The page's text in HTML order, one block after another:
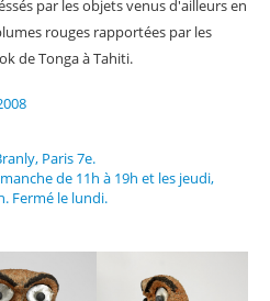
par les objets venus d'ailleurs en
rouges rapportées par les
de Tonga à Tahiti.
Paris 7e.
de 11h à 19h et les jeudi,
Fermé le lundi.